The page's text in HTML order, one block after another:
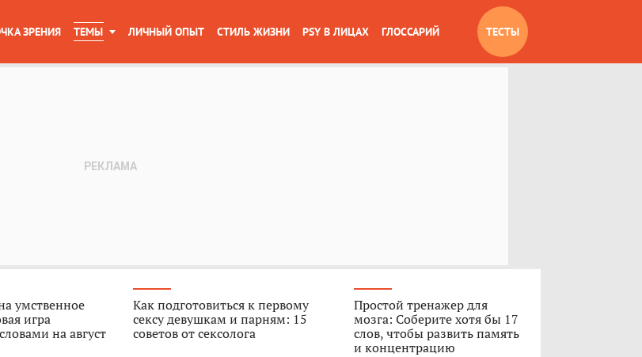
ЗРЕНИЯ ТЕМЫ ЛИЧНЫЙ ОПЫТ СТИЛЬ ЖИЗНИ PSY В ЛИЦАХ ГЛОССАРИЙ ТЕСТЫ
умственное
игра
на август
Как подготовиться к первому
сексу девушкам и парням: 15
советов от сексолога
Простой тренажер для
мозга: Соберите хотя бы 17
слов, чтобы развить память
и концентрацию